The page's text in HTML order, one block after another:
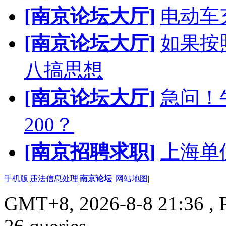
[南京论坛大厅] 电动车
[南京论坛大厅] 如果按
八搞思想
[南京论坛大厅] 急问！
200？
[南京招聘求职]
上海
手机版|违法信息处理|南京论坛 |网站地图|
GMT+8, 2026-8-8 21:36 ,